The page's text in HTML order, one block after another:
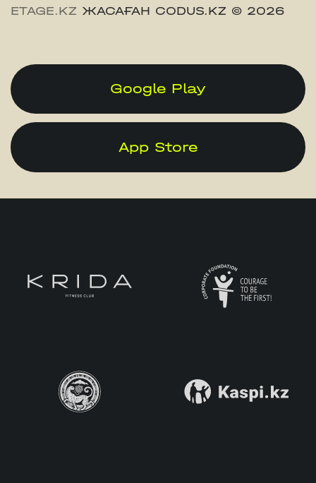
ETAGE.KZ ЖАСАҒАН CODUS.KZ © 2026
Google Play
App Store